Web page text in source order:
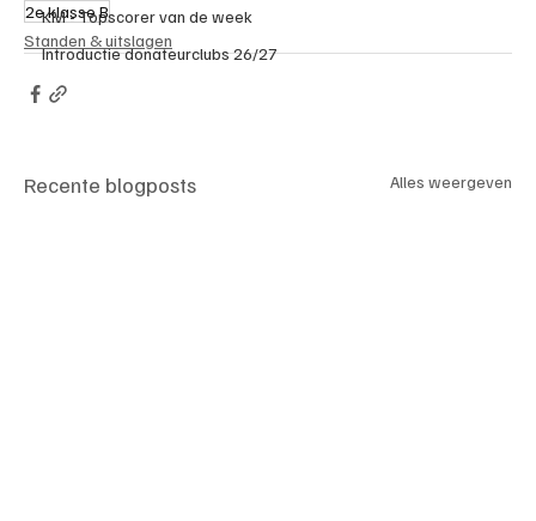
KM - Topscorer van de week
Introductie donateurclubs 26/27
2e klasse B
Standen & uitslagen
Recente blogposts Alles weergeven